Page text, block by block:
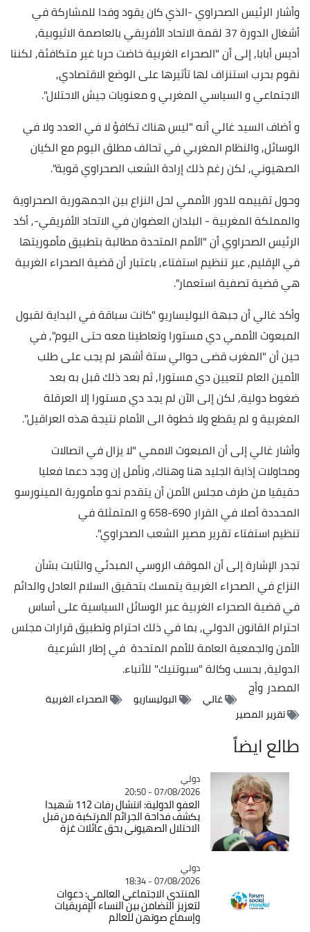
وأشار الرئيس الصحراوي -الذي كان يقود وفدا للمشاركة في
أشغال الدورة 37 لقمة الاتحاد الأفريقي بالعاصمة الاثيوبية,
أديس أبابا, إلى أن "الصحراء الغربية خاضت حربا غير متكافئة, لكننا
نقوم بحرب استنزاف لها تأثيرها على الوضعالاقتصادي,
الاجتماعي و السياسي المغربي و معنويات جيش الاحتلال".
و أضاف السيد غالي أنه "ليس هناك تكافؤ لا في العدد ولا في
الوسائل, والنظام المغربي في تحالف مطلق اليوم مع الكيان
الصهيوني, لكن رغم ذلك إرادة الشعب الصحراوي قوية".
وحول تقييمه للدور الأممي لحل النزاع بين الجمهورية الصحراوية
والمملكة المغربية - البلدان العضوان في الاتحاد الأفريقي-, أكد
الرئيس الصحراوي أن "الأمم المتحدة مطالبة بتطبيق مأموريتها
في الإقليم, عبر تنظيم استفتاء, باعتبار أن قضية الصحراء الغربية
هي قضية تصفية استعمار".
وأكد غالي أن جبهة البوليساريو "كانت سباقة في البداية لقبول
المبعوث الأممي دي مستورا وتعاطينا معه حتى اليوم", في
حين أن "المغرب قضى حوالي ستة أشهر لم يجب على طلب
الأمين العام لتعيين دي مستورا, ثم بعد ذلك قبل به بعد
ضغوطدولية, لكن إلى الآن لم يجد دي مستورا إلا العرقلة
المغربية و لم يقطع ولا خطوة الى الأمام نتيجة هذه العراقيل".
وأشار غالي إلى أن المبعوث الاممي "لا يزال في اتصالات
ومحاولات إذابة الجليد هنا وهناك, ونأمل إن وجد دعما فعليا
حقيقيا من طرف مجلس الأمن أن يتقدم نحو مأمورية المينورسو
المحددة أصلا في القرار 690-658 و المتمثلة في
تنظيماستفتاء تقرير مصير الشعب الصحراوي".
تجدر الإشارة إلى أن الموقف الروسي المبدئي والثابت بشأن
النزاع في الصحراء الغربية يتمسك بتحقيق السلام العادل والدائم
في قضية الصحراء الغربية عبر الوسائل السياسية على أساس
احترام القانون الدولي, بما في ذلك احترام وتطبيق قرارات مجلس
الأمن والجمعية العامة للأمم المتحدة في إطار الشرعية
الدولية, بحسب وكالة "سبوتنيك" للأنباء.
المصدروأج
غالي البوليساريو
الصحراء الغربية
تقرير المصير
طالع ايضاً
Catégorie
دولي
07/08/2026 - 20:50
العفو الدولية: انتشال رفات 112 شهيدا
يكشف فداحة الجرائم المرتكبة من قبل
الاحتلال الصهيوني بحق عائلات غزة
Catégorie
دولي
07/08/2026 - 18:34
المنتدى الاجتماعي العالمي: دعوات
لتعزيز التضامن بين النساء الإفريقيات
وإسماع صوتهن للعالم